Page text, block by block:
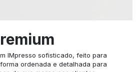
IMpresso sofisticado, feito para
ordenada e detalhada para